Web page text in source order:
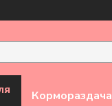
Кормораздача